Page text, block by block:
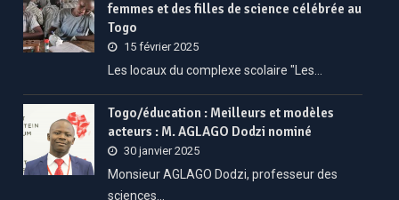
femmes et des filles de science célébrée au
Togo
15 février 2025
Les locaux du complexe scolaire "Les…
Togo/éducation : Meilleurs et modèles
acteurs : M. AGLAGO Dodzi nominé
30 janvier 2025
Monsieur AGLAGO Dodzi, professeur des
sciences…